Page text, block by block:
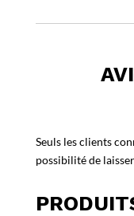
Seuls les clients
possibilité de